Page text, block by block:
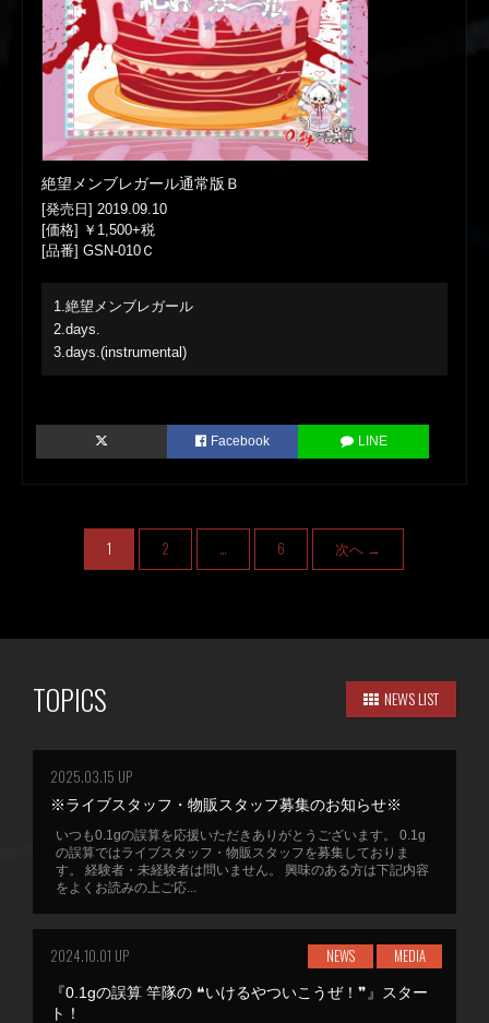
絶望メンブレガール通常版Ｂ
[発売日] 2019.09.10
[価格] ￥1,500+税
[品番] GSN-010Ｃ
1.絶望メンブレガール
2.days.
3.days.(instrumental)
Facebook LINE
1 2 … 6 次へ →
TOPICS NEWS LIST
2025.03.15 UP
※ライブスタッフ・物販スタッフ募集のお知らせ※
いつも0.1gの誤算を応援いただきありがとうございます。 0.1g
の誤算ではライブスタッフ・物販スタッフを募集しておりま
す。 経験者・未経験者は問いません。 興味のある方は下記内容
をよくお読みの上ご応...
2024.10.01 UP NEWS MEDIA
『0.1gの誤算 竿隊の ❝いけるやついこうぜ！❞』スター
ト！